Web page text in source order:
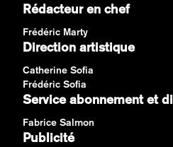
Rédacteur en chef
Frédéric Marty
Direction artistique
Catherine Sofia
Frédéric Sofia
Service abonnement et
Fabrice Salmon
Publicité